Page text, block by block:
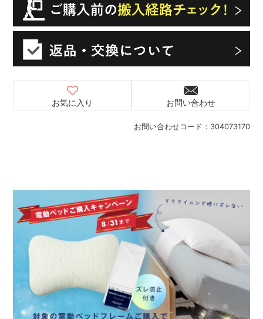
お問い合わせコード： 304073170
お気に入り お問い合わせ